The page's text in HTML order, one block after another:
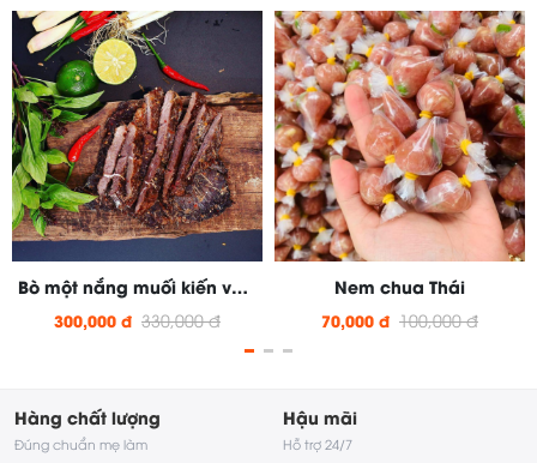
Bò một nắng muối kiến vàng
300,000 đ 330,000 đ
Nem chua Thái
70,000 đ 100,000 đ
Hàng chất lượng
Đúng chuẩn mẹ làm
Hậu mãi
Hỗ trợ 24/7